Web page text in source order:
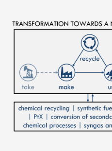
Bild